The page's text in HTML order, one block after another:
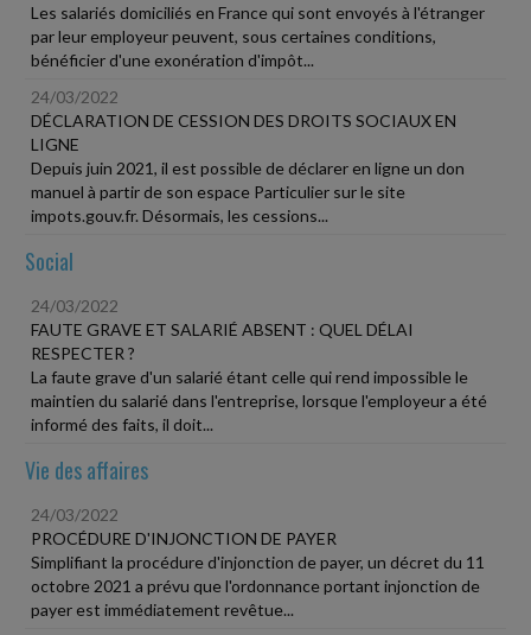
Les salariés domiciliés en France qui sont envoyés à l'étranger
par leur employeur peuvent, sous certaines conditions,
bénéficier d'une exonération d'impôt...
24/03/2022
DÉCLARATION DE CESSION DES DROITS SOCIAUX EN
LIGNE
Depuis juin 2021, il est possible de déclarer en ligne un don
manuel à partir de son espace Particulier sur le site
impots.gouv.fr. Désormais, les cessions...
Social
24/03/2022
FAUTE GRAVE ET SALARIÉ ABSENT : QUEL DÉLAI
RESPECTER ?
La faute grave d'un salarié étant celle qui rend impossible le
maintien du salarié dans l'entreprise, lorsque l'employeur a été
informé des faits, il doit...
Vie des affaires
24/03/2022
PROCÉDURE D'INJONCTION DE PAYER
Simplifiant la procédure d'injonction de payer, un décret du 11
octobre 2021 a prévu que l'ordonnance portant injonction de
payer est immédiatement revêtue...